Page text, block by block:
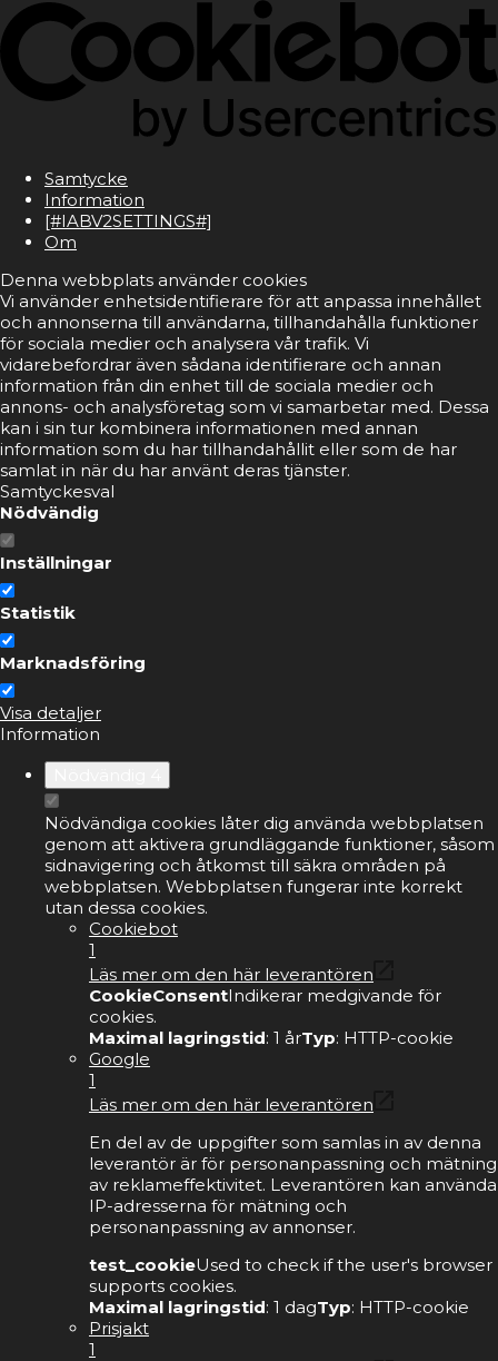
Samtycke
Information
[#IABV2SETTINGS#]
Om
Denna webbplats använder cookies
Vi använder enhetsidentifierare för att anpassa innehållet
och annonserna till användarna, tillhandahålla funktioner
för sociala medier och analysera vår trafik. Vi
vidarebefordrar även sådana identifierare och annan
information från din enhet till de sociala medier och
annons- och analysföretag som vi samarbetar med. Dessa
kan i sin tur kombinera informationen med annan
information som du har tillhandahållit eller som de har
samlat in när du har använt deras tjänster.
Samtyckesval
Nödvändig
Inställningar
Statistik
Marknadsföring
Visa detaljer
Information
Nödvändiga cookies låter dig använda webbplatsen
genom att aktivera grundläggande funktioner, såsom
sidnavigering och åtkomst till säkra områden på
webbplatsen. Webbplatsen fungerar inte korrekt
utan dessa cookies.
Cookiebot
1
Läs mer om den här leverantören
CookieConsentIndikerar medgivande för
cookies.
Maximal lagringstid: 1 årTyp: HTTP-cookie
Google
1
Läs mer om den här leverantören
En del av de uppgifter som samlas in av denna
leverantör är för personanpassning och mätning
av reklameffektivitet. Leverantören kan använda
IP-adresserna för mätning och
personanpassning av annonser.
test_cookieUsed to check if the user's browser
supports cookies.
Maximal lagringstid: 1 dagTyp: HTTP-cookie
Prisjakt
1